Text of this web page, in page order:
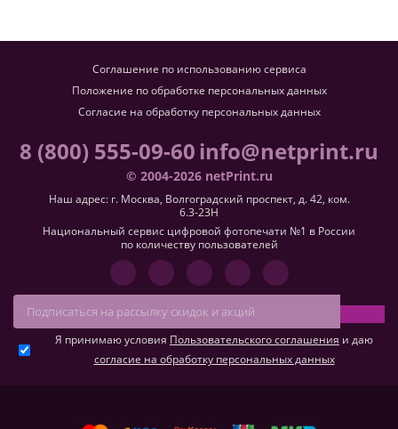
Соглашение по использованию сервиса
Положение по обработке персональных данных
Согласие на обработку персональных данных
8 (800) 555-09-60info@netprint.ru
© 2004-2026 netPrint.ru
Наш адрес: г. Москва, Волгоградский проспект, д. 42, ком.
6.3-23H
Национальный сервис цифровой фотопечати №1 в России
по количеству пользователей
Я принимаю условия Пользовательского соглашения и даю
согласие на обработку персональных данных